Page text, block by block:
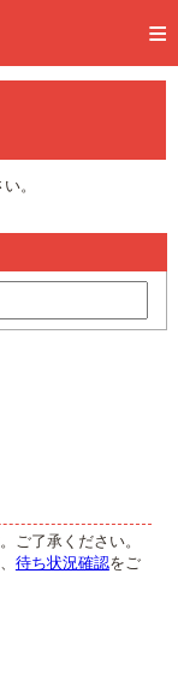
。
ご了承ください。
待ち状況確認をご